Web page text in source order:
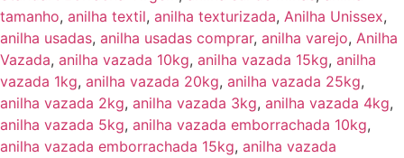
tamanho, anilha textil, anilha texturizada, Anilha Unissex,
anilha usadas, anilha usadas comprar, anilha varejo, Anilha
Vazada, anilha vazada 10kg, anilha vazada 15kg, anilha
vazada 1kg, anilha vazada 20kg, anilha vazada 25kg,
anilha vazada 2kg, anilha vazada 3kg, anilha vazada 4kg,
anilha vazada 5kg, anilha vazada emborrachada 10kg,
anilha vazada emborrachada 15kg, anilha vazada